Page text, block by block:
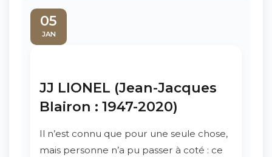
05
JAN
JJ LIONEL (Jean-Jacques
Blairon : 1947-2020)
Il n’est connu que pour une seule chose,
mais personne n’a pu passer à coté : ce